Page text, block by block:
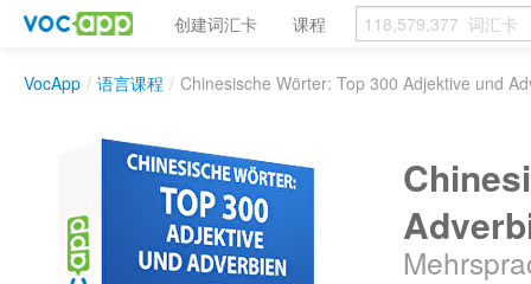
创建词汇卡 课程
VocApp / 语言课程 / Chinesische Wörter: Top 300 Adjektive und